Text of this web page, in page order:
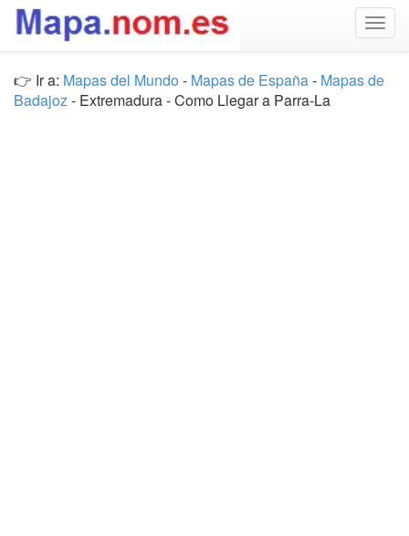
👉 Ir a: Mapas del Mundo - Mapas de España- Mapas de
Badajoz- Extremadura - Como Llegar a Parra-La